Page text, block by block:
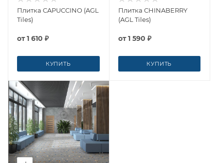
Плитка CAPUCCINO (AGL
Tiles)
от1 610 ₽
КУПИТЬ
Плитка CHINABERRY
(AGL Tiles)
от1 590 ₽
КУПИТЬ